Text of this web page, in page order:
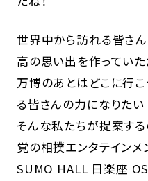
世界中から訪れる皆さ
高の思い出を作っていた
万博のあとはどこに行こ
る皆さんの力になりたい――
そんな私たちが提案す
覚の相撲エンタテインメ
SUMO HALL 日楽座